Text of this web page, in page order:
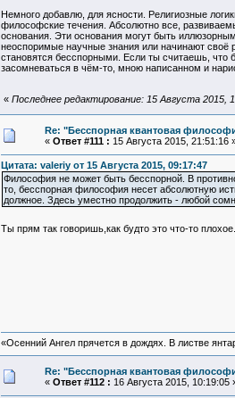
Немного добавлю, для ясности. Религиозные
философские течения. Абсолютно все,
основания. Эти основания могут быть
неоспоримые научные знания или начинают своё
становятся бесспорными. Если ты считаешь, что
засомневаться в чём-то, мною написанном и
« Последнее редактирование: 15 Августа 2015,
Re: "Бесспорная квантовая
« Ответ #111 : 15 Августа 2015, 21:51:16
Цитата: valeriy от 15 Августа 2015, 09:17:47
Философия не может быть бесспорной. В
то, бесспорная философия несет абсолютную
должное. Здесь уместно продолжить - любой
Ты прям так говоришь,как будто это что-то
«Осенний Ангел прячется в дождях. В листве
Re: "Бесспорная квантовая
« Ответ #112 : 16 Августа 2015, 10:19:05